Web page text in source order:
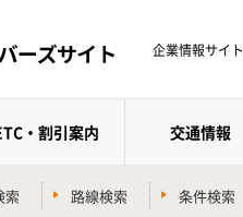
企業情報サイト
・割引案内 交通情報
索 路線検索 条件検索